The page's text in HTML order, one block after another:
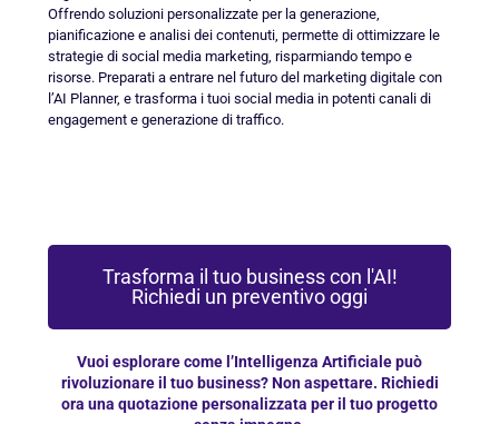
Offrendo soluzioni personalizzate per la generazione,
pianificazione e analisi dei contenuti, permette di ottimizzare le
strategie di social media marketing, risparmiando tempo e
risorse. Preparati a entrare nel futuro del marketing digitale con
l’AI Planner, e trasforma i tuoi social media in potenti canali di
engagement e generazione di traffico.
Trasforma il tuo business con l'AI!
Richiedi un preventivo oggi
Vuoi esplorare come l’Intelligenza Artificiale può
rivoluzionare il tuo business? Non aspettare. Richiedi
ora una quotazione personalizzata per il tuo progetto